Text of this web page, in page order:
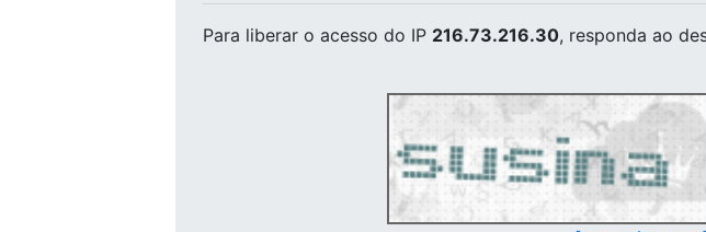
Para liberar o acesso do IP 216.73.216.30, responda ao